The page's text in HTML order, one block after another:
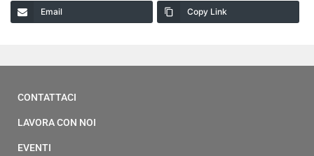
Email Copy Link
CONTATTACI
LAVORA CON NOI
EVENTI